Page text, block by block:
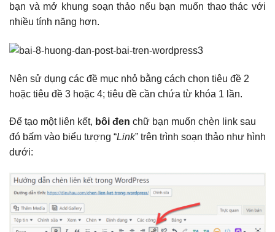
bạn và mở khung soạn thảo nếu bạn muốn thao thác với
nhiều tính năng hơn.
Nên sử dụng các đề mục nhỏ bằng cách chọn tiêu đề 2
hoặc tiêu đề 3 hoặc 4; tiêu đề cần chứa từ khóa 1 lần.
Để tạo một liên kết, bôi đen chữ bạn muốn chèn link sau
đó bấm vào biểu tượng “Link” trên trình soạn thảo như hình
dưới: